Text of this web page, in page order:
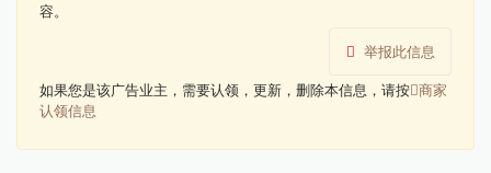
容。
举报此信息
如果您是该广告业主，需要认领，更新，删除本信息，请按 商家
认领信息